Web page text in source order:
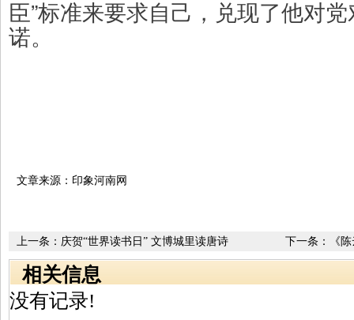
臣”标准来要求自己，兑现了他对
诺。
文章来源：印象河南网
下一条： 《
上一条： 庆贺“世界读书日” 文博城里读唐诗
相关信息
没有记录!